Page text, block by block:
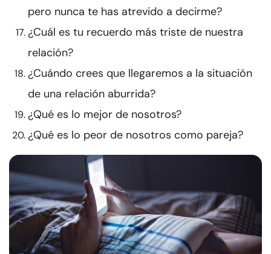
pero nunca te has atrevido a decirme?
¿Cuál es tu recuerdo más triste de nuestra
relación?
¿Cuándo crees que llegaremos a la situación
de una relación aburrida?
¿Qué es lo mejor de nosotros?
¿Qué es lo peor de nosotros como pareja?